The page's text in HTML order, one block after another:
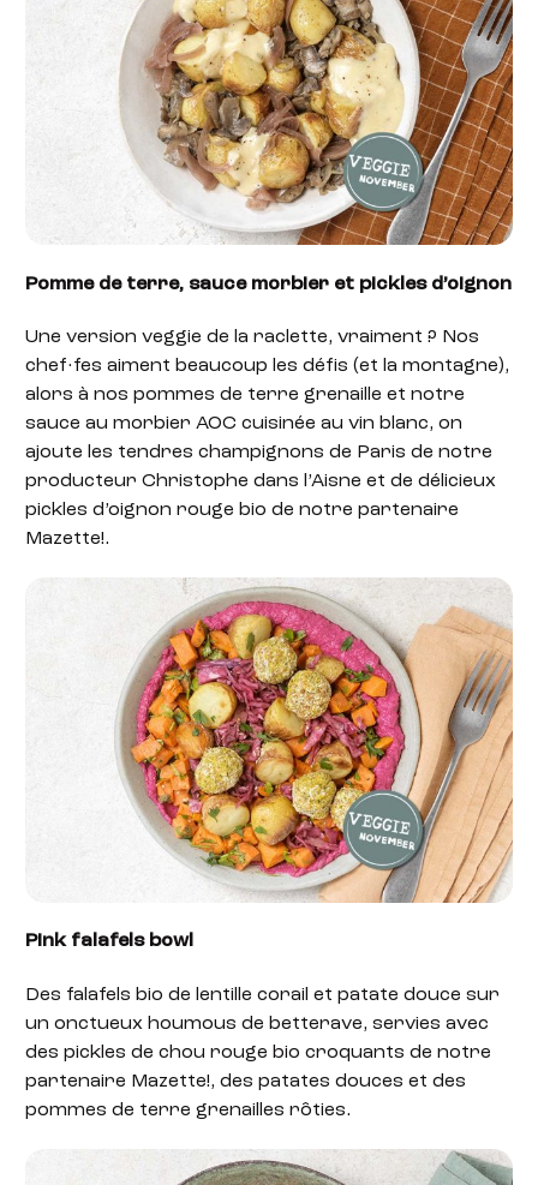
Pomme de terre, sauce morbier et pickles d’oignon
Une version veggie de la raclette, vraiment ? Nos
chef·fes aiment beaucoup les défis (et la montagne),
alors à nos pommes de terre grenaille et notre
sauce au morbier AOC cuisinée au vin blanc, on
ajoute les tendres champignons de Paris de notre
producteur Christophe dans l’Aisne et de délicieux
pickles d’oignon rouge bio de notre partenaire
Mazette!.
Pink falafels bowl
Des falafels bio de lentille corail et patate douce sur
un onctueux houmous de betterave, servies avec
des pickles de chou rouge bio croquants de notre
partenaire Mazette!, des patates douces et des
pommes de terre grenailles rôties.